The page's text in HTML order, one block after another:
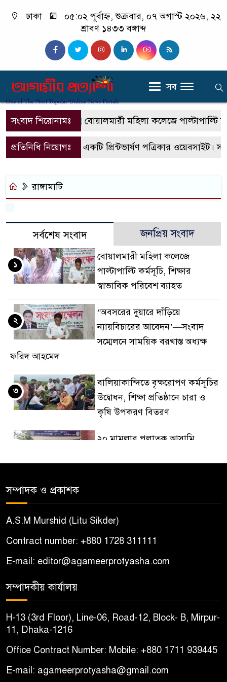
ঢাকা
০৫:০২ পূর্বাহ্ন, শুক্রবার, ০৭ অগাস্ট ২০২৬, ২২
শ্রাবণ ১৪৩৩ বঙ্গাব্দ
সব
সংবাদ শিরোনামঃ বোয়ালমারী মহিলা কলেজে পাল্টাপাল্টি
প্রতিনিধি নিয়োগঃএটি একটি প্রিন্টভার্ষণ পত্রিকার ওয়েবসাইট।
রাঙ্গামাটি
সর্বশেষ সংবাদ জনপ্রিয় সংবাদ
বোয়ালমারী মহিলা কলেজে
পাল্টাপাল্টি কর্মসূচি, শিক্ষার
স্বাভাবিক পরিবেশ ব্যাহত
১
‘অবসরের দুয়ারে দাঁড়িয়ে
ন্যায়বিচারের আবেদন’—সংবাদ
সম্মেলনে সাময়িক বরখাস্ত অধ্যক্ষ
ফরিদ আহমেদ
২
বালিয়াকান্দিতে বৃক্ষরোপণ কর্মসূচির
উদ্বোধন, শিক্ষা প্রতিষ্ঠানে চারা ও
কৃষি উপকরণ বিতরণ
৩
২০ মামলার পলাতক আসামি
পরিবার
৫
চাল জব্দের ঘটনায় ষড়যন্ত্রের
৬
পরীক্ষা
৭
বোয়ালমারীতে সাবেক কাউন্সিলরের
বাড়ি থেকে ইমাম-মুয়াজ্জিনদের
সম্পাদক ও প্রকাশক
A.S.M Murshid (Litu Sikder)
Contract number: +880 1728 311111
E-mail: editor@agameerprotyasha.com
সম্পাদকীয় কার্যালয়
H-13 (3rd Floor), Line-06, Road-12, Block- B, Mirpur-
11, Dhaka-1216
Office Contract Number: Mobile: +880 1711 939445
E-mail: agameerprotyasha@gmail.com